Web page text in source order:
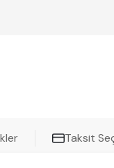
Taksit